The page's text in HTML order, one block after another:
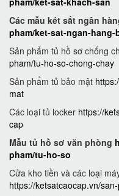
Các mẫu két sắt ngân
pham/ket-sat-ngan-hang-
Sản phẩm tủ hồ sơ chống
pham/tu-ho-so-chong-chay
Sản phẩm tủ bảo mật
mat
Các loại tủ locker https://
cap
Mẫu tủ hồ sơ văn phòng
pham/tu-ho-so
Cửa kho tiền và các loại
https://ketsatcaocap.vn/